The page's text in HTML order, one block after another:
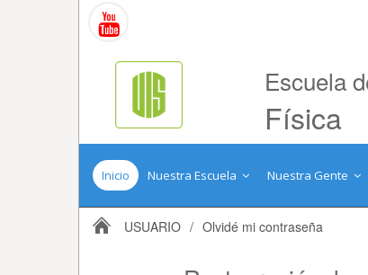
Escuela
Física
Inicio Nuestra Escuela Nuestra Gente
USUARIO / Olvidé mi contraseña